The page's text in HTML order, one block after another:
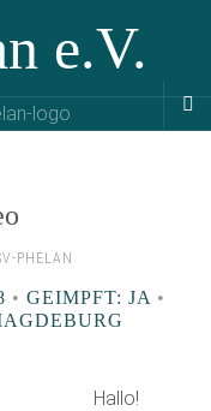
e.V.
PHELAN
• GEIMPFT: JA •
Hallo!